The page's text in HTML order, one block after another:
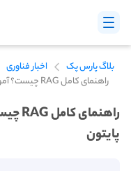
بلاگ پارس پک
اخبار فناوری
راهنمای کامل RAG چیست؟ آموزش ساخت RAG با کد پایتون
پایتون